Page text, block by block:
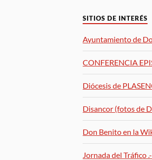
SITIOS DE INTERÉS
Ayuntamiento de
CONFERENCIA
Diócesis de
Disancor (fotos de
Don Benito en la
Jornada del Tráfico